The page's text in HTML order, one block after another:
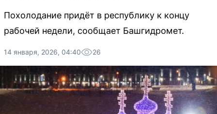
Похолодание придёт в республику к концу
рабочей недели, сообщает Башгидромет.
14 января, 2026, 04:40 26